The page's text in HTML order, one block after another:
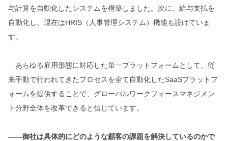
与計算を自動化したシステムを構築しました。次に、給与支払を
自動化し、現在はHRIS（人事管理システム）機能も設けていま
す。
あらゆる雇用形態に対応した単一プラットフォームとして、従
来手動で行われてきたプロセスを全て自動化したSaaSプラットフ
ォームを提供することで、グローバルワークフォースマネジメン
ト分野全体を改革できると信じています。
――御社は具体的にどのような顧客の課題を解決しているのかで